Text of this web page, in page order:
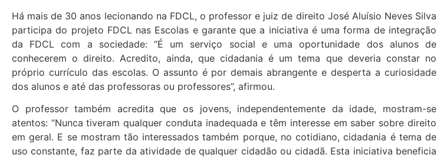
Há mais de 30 anos lecionando na FDCL, o professor e juiz de direito José Aluísio Neves Silva
participa do projeto FDCL nas Escolas e garante que a iniciativa é uma forma de integração
da FDCL com a sociedade: “É um serviço social e uma oportunidade dos alunos de
conhecerem o direito. Acredito, ainda, que cidadania é um tema que deveria constar no
próprio currículo das escolas. O assunto é por demais abrangente e desperta a curiosidade
dos alunos e até das professoras ou professores”, afirmou.
O professor também acredita que os jovens, independentemente da idade, mostram-se
atentos: “Nunca tiveram qualquer conduta inadequada e têm interesse em saber sobre direito
em geral. E se mostram tão interessados também porque, no cotidiano, cidadania é tema de
uso constante, faz parte da atividade de qualquer cidadão ou cidadã. Esta iniciativa beneficia